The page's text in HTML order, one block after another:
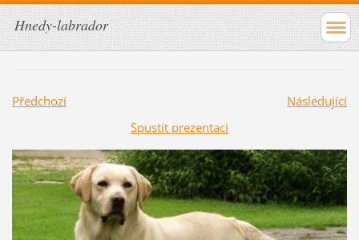
Hnedy-labrador
Předchozí
Následující
Spustit prezentaci